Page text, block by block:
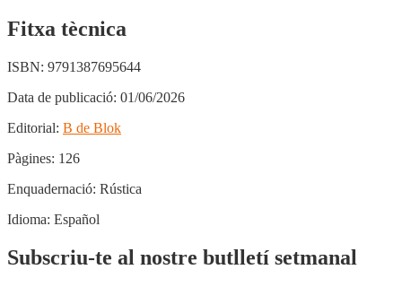
Fitxa tècnica
ISBN: 9791387695644
Data de publicació: 01/06/2026
Editorial: B de Blok
Pàgines: 126
Enquadernació: Rústica
Idioma: Español
Subscriu-te al nostre butlletí setmanal